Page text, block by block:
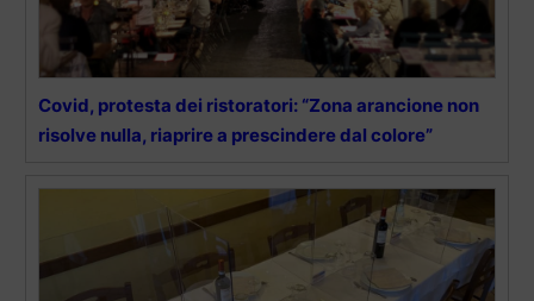
Covid, protesta dei ristoratori: “Zona arancione non
risolve nulla, riaprire a prescindere dal colore”